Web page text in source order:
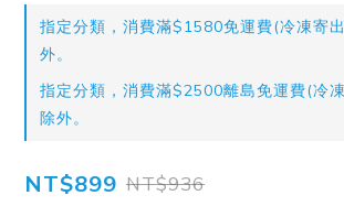
指定分類，消費滿$1580免運費(冷凍寄
外。
指定分類，消費滿$2500離島免運費(冷
除外。
NT$899 NT$936